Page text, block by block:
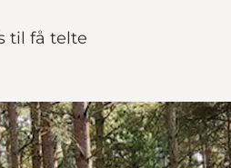
til få telte